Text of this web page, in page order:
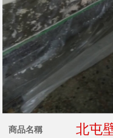
商品名稱 北屯